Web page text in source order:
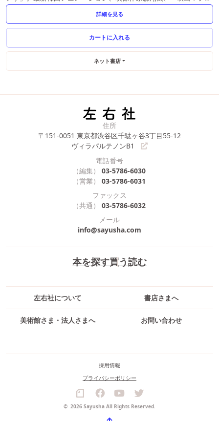
ッシュマンズ』など充実の最新号詳細を見る
ネット書店
本を探す買う読む
左右社について 書店さまへ
美術館さま・法人さまへ お問い合わせ
採用情報
プライバシーポリシー
住所
〒151-0051 東京都渋谷区千駄ヶ谷3丁目55-12
ヴィラパルテノンB1
電話番号
（編集）
03-5786-6030
（営業）
03-5786-6031
ファックス
（共通）
03-5786-6032
メール
info@sayusha.com
© 2026 Sayusha All Rights Reserved.